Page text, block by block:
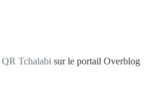
QR Tchalabi sur le portail Overblog